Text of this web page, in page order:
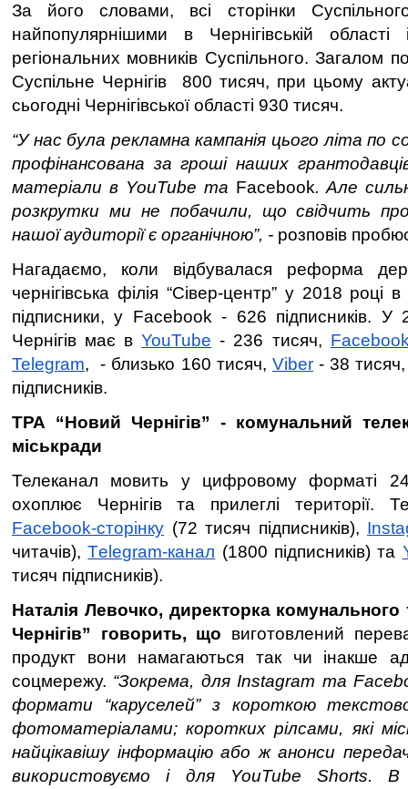
За його словами, всі сторінки
найпопулярнішими в Чернігівській
регіональних мовників Суспільного. Загалом
Суспільне Чернігів
800 тисяч, при цьому
сьогодні Чернігівської області 930 тисяч.
“У нас була рекламна кампанія цього літа по
профінансована за гроші наших
матеріали в YouTube та Facebook. Але
розкрутки ми не побачили, що свідчить
нашої аудиторії є органічною”, - розповів
Нагадаємо, коли відбувалася реформа
чернігівська філія “Сівер-центр” у 2018
підписники, у Facebook - 626 підписників. У
Чернігів має вYouTube - 236 тисяч,
Telegram, - близько 160 тисяч, Viber- 38
підписників.
ТРА “Новий Чернігів” - комунальний
міськради
Телеканал мовить у цифровому форматі
охоплює Чернігів та прилеглі території.
Facebook-сторінку (72 тисяч підписників),
читачів),Тelegram-канал (1800 підписників) та
тисяч підписників).
Наталія Левочко, директорка
Чернігів” говорить, що виготовлений
продукт вони намагаються так чи інакше
соцмережу. “Зокрема, для Instagram та
формати “каруселей” з короткою
фотоматеріалами; коротких рілсами, які
найцікавішу інформацію або ж анонси
використовуємо і для YouTube Shorts. В